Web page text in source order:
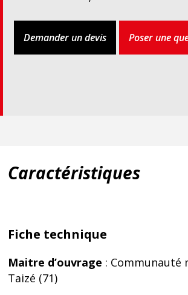
Demander un devis Poser une
Caractéristiques
Fiche technique
Maitre d’ouvrage : Communauté
Taizé (71)